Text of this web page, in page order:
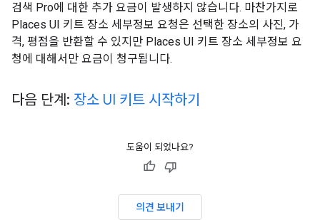
검색 Pro에 대한 추가 요금이 발생하지 않습니다. 마찬가지로
Places UI 키트 장소 세부정보 요청은 선택한 장소의 사진, 가
격, 평점을 반환할 수 있지만 Places UI 키트 장소 세부정보 요
청에 대해서만 요금이 청구됩니다.
다음 단계: 장소 UI 키트 시작하기
도움이 되었나요?
의견 보내기